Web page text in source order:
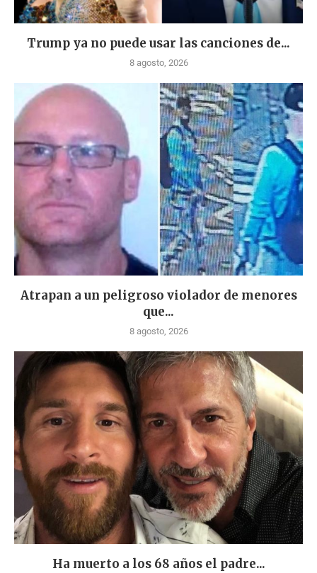
Trump ya no puede usar las canciones de...
8 agosto, 2026
Atrapan a un peligroso violador de menores
que...
8 agosto, 2026
Ha muerto a los 68 años el padre...